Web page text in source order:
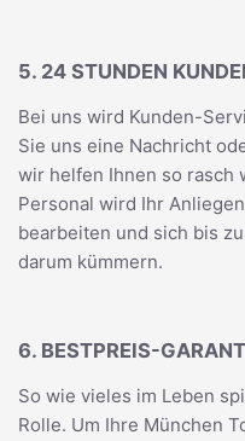
5. 24 STUNDEN
Bei uns wird Kunden-
Sie uns eine Nachricht
wir helfen Ihnen so rasch
Personal wird Ihr
bearbeiten und sich bis
darum kümmern.
6. BESTPREIS-
So wie vieles im Leben
Rolle. Um Ihre München